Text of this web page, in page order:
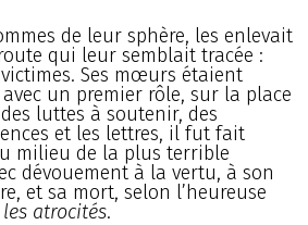
de leur sphère, les enlevait
qui leur semblait tracée :
Ses mœurs étaient
un premier rôle, sur la place
luttes à soutenir, des
et les lettres, il fut fait
milieu de la plus terrible
dévouement à la vertu, à son
et sa mort, selon l’heureuse
atrocités.